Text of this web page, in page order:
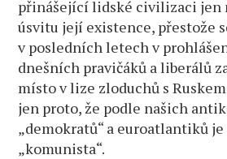
přinášející lidské civilizaci jen
úsvitu její existence, přestože
v posledních letech v
dnešních pravičáků a liberálů
místo v lize zloduchů s
jen proto, že podle našich
„demokratů“ a euroatlantiků
„komunista“.